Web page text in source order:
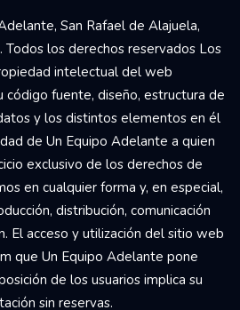
San Rafael de Alajuela,
Todos los derechos reservados Los
intelectual del web
código fuente, diseño, estructura de
y los distintos elementos en él
de Un Equipo Adelante a quien
exclusivo de los derechos de
en cualquier forma y, en especial,
distribución, comunicación
El acceso y utilización del sitio web
que Un Equipo Adelante pone
de los usuarios implica su
sin reservas.